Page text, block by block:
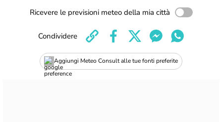
Ricevere le previsioni meteo della mia città
Aggiungi Meteo Consult alle tue fonti preferite
Condividere